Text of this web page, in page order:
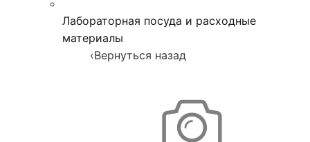
Лабораторная посуда и расходные
материалы
‹Вернуться назад